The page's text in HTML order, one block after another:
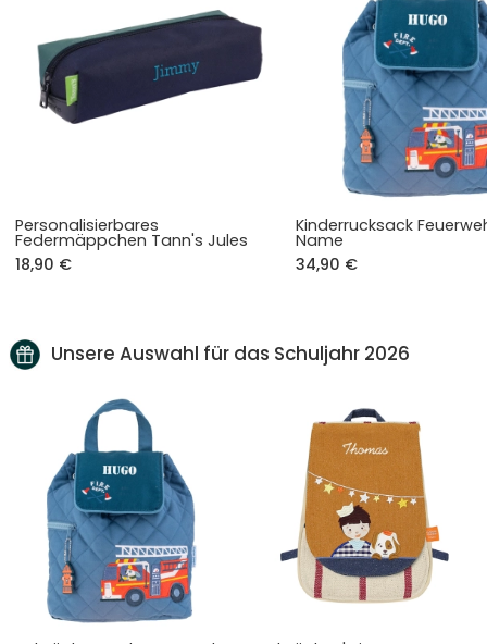
Personalisierbares
Federmäppchen Tann's Jules
18,90 €
Kinderrucksack
Name
34,90 €
Unsere Auswahl für das Schuljahr 2026